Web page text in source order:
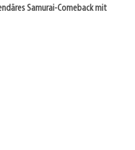
Samurai-Comeback mit